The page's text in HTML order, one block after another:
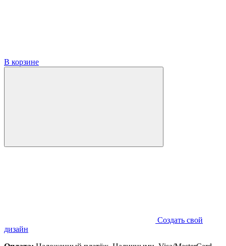
В корзине
Создать свой
дизайн